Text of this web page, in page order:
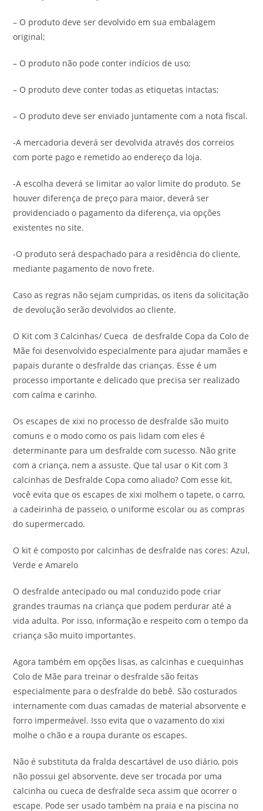
– O produto deve ser devolvido em sua embalagem
original;
– O produto não pode conter indícios de uso;
– O produto deve conter todas as etiquetas intactas;
– O produto deve ser enviado juntamente com a nota fiscal.
-A mercadoria deverá ser devolvida através dos correios
com porte pago e remetido ao endereço da loja.
-A escolha deverá se limitar ao valor limite do produto. Se
houver diferença de preço para maior, deverá ser
providenciado o pagamento da diferença, via opções
existentes no site.
-O produto será despachado para a residência do cliente,
mediante pagamento de novo frete.
Caso as regras não sejam cumpridas, os itens da solicitação
de devolução serão devolvidos ao cliente.
O Kit com 3 Calcinhas/ Cueca de desfralde Copa da Colo de
Mãe foi desenvolvido especialmente para ajudar mamães e
papais durante o desfralde das crianças. Esse é um
processo importante e delicado que precisa ser realizado
com calma e carinho.
Os escapes de xixi no processo de desfralde são muito
comuns e o modo como os pais lidam com eles é
determinante para um desfralde com sucesso. Não grite
com a criança, nem a assuste. Que tal usar o Kit com 3
calcinhas de Desfralde Copa como aliado? Com esse kit,
você evita que os escapes de xixi molhem o tapete, o carro,
a cadeirinha de passeio, o uniforme escolar ou as compras
do supermercado.
O kit é composto por calcinhas de desfralde nas cores: Azul,
Verde e Amarelo
O desfralde antecipado ou mal conduzido pode criar
grandes traumas na criança que podem perdurar até a
vida adulta. Por isso, informação e respeito com o tempo da
criança são muito importantes.
Agora também em opções lisas, as calcinhas e cuequinhas
Colo de Mãe para treinar o desfralde são feitas
especialmente para o desfralde do bebê. São costurados
internamente com duas camadas de material absorvente e
forro impermeável. Isso evita que o vazamento do xixi
molhe o chão e a roupa durante os escapes.
Não é substituta da fralda descartável de uso diário, pois
não possui gel absorvente, deve ser trocada por uma
calcinha ou cueca de desfralde seca assim que ocorrer o
escape. Pode ser usado também na praia e na piscina no